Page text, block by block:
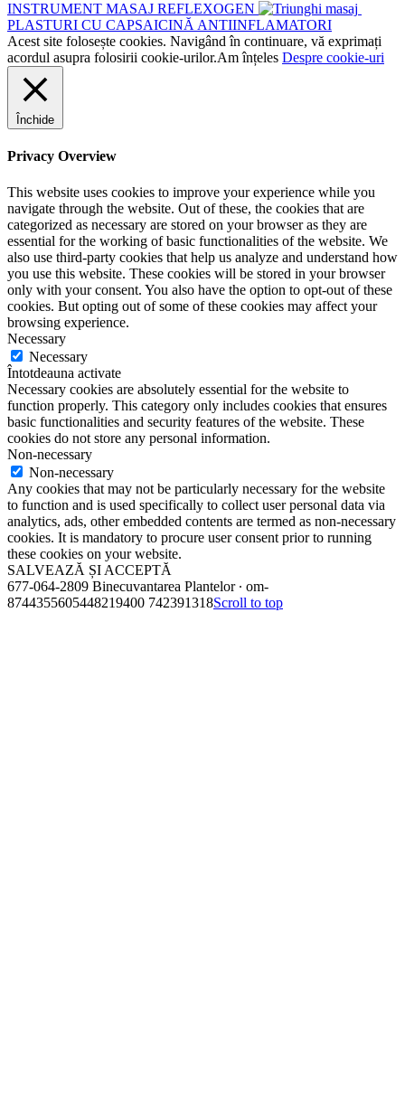
INSTRUMENT MASAJ REFLEXOGEN
PLASTURI CU CAPSAICINĂ ANTIINFLAMATORI
Acest site folosește cookies. Navigând în continuare, vă exprimați
acordul asupra folosirii cookie-urilor.Am înțeles Despre cookie-uri
Închide
Privacy Overview
This website uses cookies to improve your experience while you
navigate through the website. Out of these, the cookies that are
categorized as necessary are stored on your browser as they are
essential for the working of basic functionalities of the website. We
also use third-party cookies that help us analyze and understand how
you use this website. These cookies will be stored in your browser
only with your consent. You also have the option to opt-out of these
cookies. But opting out of some of these cookies may affect your
browsing experience.
Necessary
Necessary
Întotdeauna activate
Necessary cookies are absolutely essential for the website to
function properly. This category only includes cookies that ensures
basic functionalities and security features of the website. These
cookies do not store any personal information.
Non-necessary
Non-necessary
Any cookies that may not be particularly necessary for the website
to function and is used specifically to collect user personal data via
analytics, ads, other embedded contents are termed as non-necessary
cookies. It is mandatory to procure user consent prior to running
these cookies on your website.
SALVEAZĂ ȘI ACCEPTĂ
677-064-2809 Binecuvantarea Plantelor ∙ om-
8744355605448219400 742391318Scroll to top